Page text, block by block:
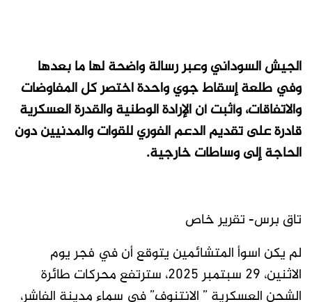
الجيش السوداني وعبر رسالة واضحة لها ما بعدها
وفي طلعة إسقاط جوي واحدة اختصر كل المفاوضات
والاتفاقات، وأثبت أن الإرادة الوطنية والقدرة العسكرية
قادرة على تقديم الدعم الفوري للقوات والمدنيين دون
الحاجة إلى وساطات خارجية.
تاق برس- تقرير خاص
لم يكن اسوأ المتشائمين يتوقع أن في فجر يوم
الاثنين، 29 سبتمبر 2025، سترتفع محركات طائرة
الشحن العسكرية ” الانتنوف” في سماء مدينة الفاشر،